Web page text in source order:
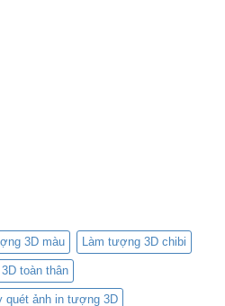
3D màu Làm tượng 3D chibi
toàn thân
quét ảnh in tượng 3D